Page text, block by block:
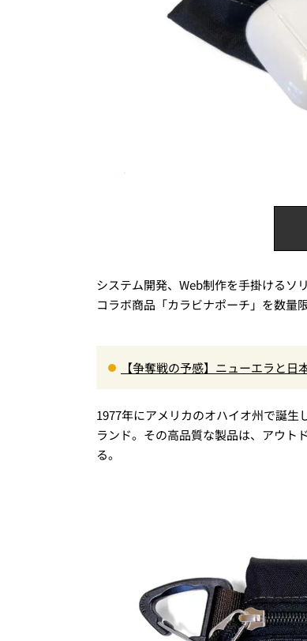
システム開発、Web制作を手掛けるソ
コラボ商品「カラビナポーチ」を数量
【争奪戦の予感】ニューエラと
1977年にアメリカのオハイオ州で誕
ランド。その高品質な製品は、アウト
る。